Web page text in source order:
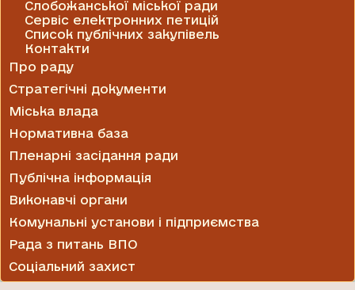
Слобожанської міської ради
Сервіс електронних петицій
Список публічних закупівель
Контакти
Про раду
Стратегічні документи
Міська влада
Нормативна база
Пленарні засідання ради
Публічна інформація
Виконавчі органи
Комунальні установи і підприємства
Рада з питань ВПО
Соціальний захист